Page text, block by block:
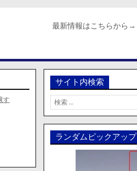
最新情報はこちらから→
す
サイト内検索
検
索:
ランダムピックアップ